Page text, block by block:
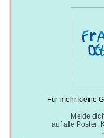
Für mehr kleine
Melde
auf alle Poster,